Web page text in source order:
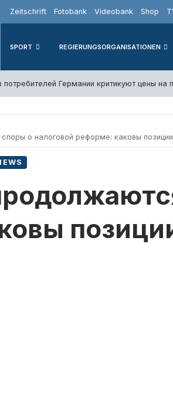
Zeitschrift Fotobank Videobank Shop
SPORT REGIERUNGSORGANISATIONEN
потребителей Германии критикуют цены на
о налоговой реформе: каковы